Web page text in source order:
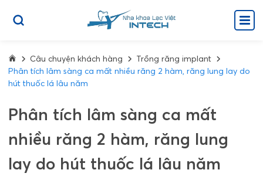
Câu chuyện khách hàng
Trồng răng implant
Phân tích lâm sàng ca mất nhiều răng 2 hàm, răng lung lay do
hút thuốc lá lâu năm
Phân tích lâm sàng ca mất
nhiều răng 2 hàm, răng lung
lay do hút thuốc lá lâu năm